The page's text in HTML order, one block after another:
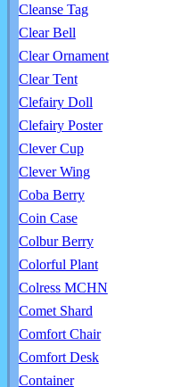
Cleanse Tag
Clear Bell
Clear Ornament
Clear Tent
Clefairy Doll
Clefairy Poster
Clever Cup
Clever Wing
Coba Berry
Coin Case
Colbur Berry
Colorful Plant
Colress MCHN
Comet Shard
Comfort Chair
Comfort Desk
Container